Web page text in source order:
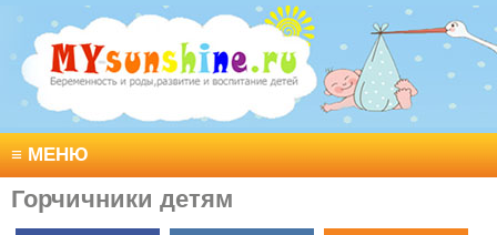
≡МЕНЮ
Горчичники детям